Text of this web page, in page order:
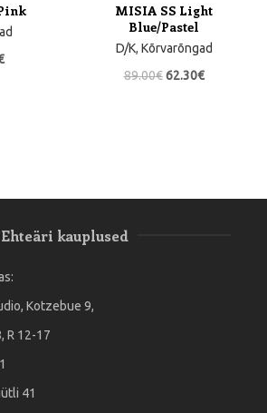
MISIA SS Light
Blue/Pastel
D/K, Kõrvarõngad
89.00€ 62.30€
Ehteäri kauplused
Kotzebue 9,
R 12-17
41